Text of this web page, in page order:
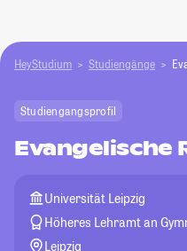
HeyStudium Studiengänge
Studiengangsprofil
Evangelische
Universität Leipzig
Höheres Lehramt an
Leipzig